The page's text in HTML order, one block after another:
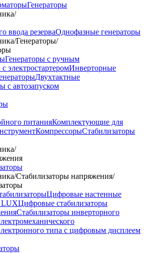
Генераторы
/
ввода резерваОднофазные генераторы
/Генераторы/
Генераторы с ручным
электростартеромИнверторные
Двухтактные
с автозапуском
питанияКомплектующие для
КомпрессорыСтабилизаторы
/
/Стабилизаторы напряжения/
Цифровые настенные
LUXЦифровые стабилизаторы
Стабилизаторы инверторного
типа с цифровым дисплеем